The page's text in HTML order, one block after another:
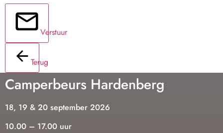
Verstuur
Terug
Camperbeurs Hardenberg
18, 19 & 20 september 2026
10.00 – 17.00 uur